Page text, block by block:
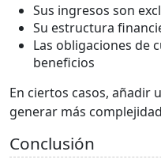
Sus ingresos son
Su estructura
Las obligaciones de
beneficios
En ciertos casos, añadir
generar más
Conclusión